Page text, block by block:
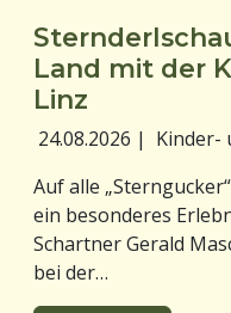
Land mit der
Linz
24.08.2026 | Kinder-
Auf alle
ein besonderes
Schartner Gerald
bei der…